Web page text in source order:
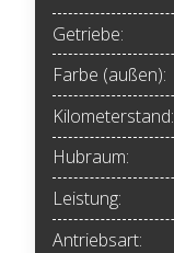
Getriebe:
Farbe (außen):
Kilometerstand:
Hubraum:
Leistung:
Antriebsart: